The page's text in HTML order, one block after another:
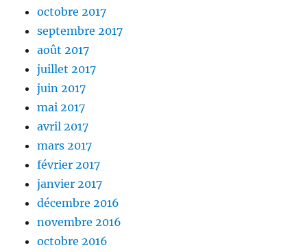
octobre 2017
septembre 2017
août 2017
juillet 2017
juin 2017
mai 2017
avril 2017
mars 2017
février 2017
janvier 2017
décembre 2016
novembre 2016
octobre 2016